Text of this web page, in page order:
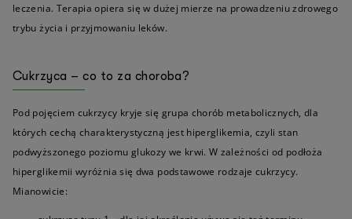
leczenia. Terapia opiera się w dużej mierze na prowadzeniu zdrowego
trybu życia i przyjmowaniu leków.
Cukrzyca – co to za choroba?
Pod pojęciem cukrzycy kryje się grupa chorób metabolicznych, dla
których cechą charakterystyczną jest hiperglikemia, czyli stan
podwyższonego poziomu glukozy we krwi. W zależności od podłoża
hiperglikemii wyróżnia się dwa podstawowe rodzaje cukrzycy.
Mianowicie: